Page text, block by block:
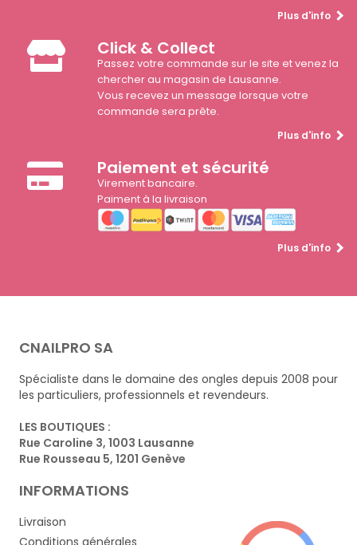
Plus d'info
Click & Collect
Passez votre commande sur le site et venez la
chercher au magasin de Lausanne.
Vous recevez un message lorsque votre
commande sera prête.
Plus d'info
Paiement et sécurité
Virement bancaire.
Paiment à la livraison
Plus d'info
CNAILPRO SA
Spécialiste dans le domaine des ongles depuis 2008 pour
les particuliers, professionnels et revendeurs.
LES BOUTIQUES :
Rue Caroline 3, 1003 Lausanne
Rue Rousseau 5, 1201 Genève
INFORMATIONS
Livraison
Conditions générales